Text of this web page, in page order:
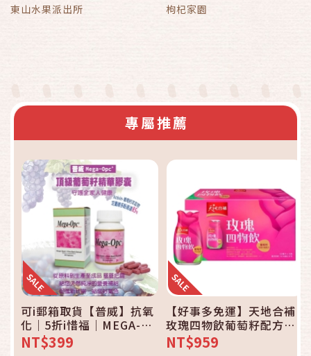
東山水果派出所 枸杞家園
專屬推薦
可i郵箱取貨【普威】抗氧
化｜5折i惜福｜MEGA-
OPC頂級葡萄籽精華膠囊
60粒/瓶
NT$399
【好事多免運】天地合補
玫瑰四物飲葡萄籽配方
120毫升 X 18入
NT$959